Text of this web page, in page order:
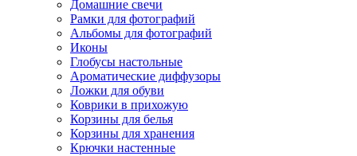
Домашние свечи
Рамки для фотографий
Альбомы для фотографий
Иконы
Глобусы настольные
Ароматические диффузоры
Ложки для обуви
Коврики в прихожую
Корзины для белья
Корзины для хранения
Крючки настенные